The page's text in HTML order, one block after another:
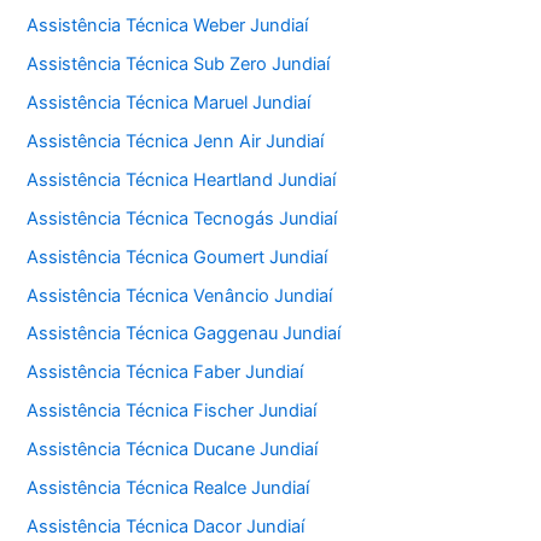
Assistência Técnica Weber Jundiaí
Assistência Técnica Sub Zero Jundiaí
Assistência Técnica Maruel Jundiaí
Assistência Técnica Jenn Air Jundiaí
Assistência Técnica Heartland Jundiaí
Assistência Técnica Tecnogás Jundiaí
Assistência Técnica Goumert Jundiaí
Assistência Técnica Venâncio Jundiaí
Assistência Técnica Gaggenau Jundiaí
Assistência Técnica Faber Jundiaí
Assistência Técnica Fischer Jundiaí
Assistência Técnica Ducane Jundiaí
Assistência Técnica Realce Jundiaí
Assistência Técnica Dacor Jundiaí